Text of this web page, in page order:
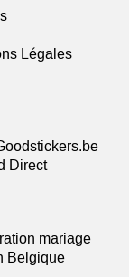
Légales
Direct
mariage
Belgique